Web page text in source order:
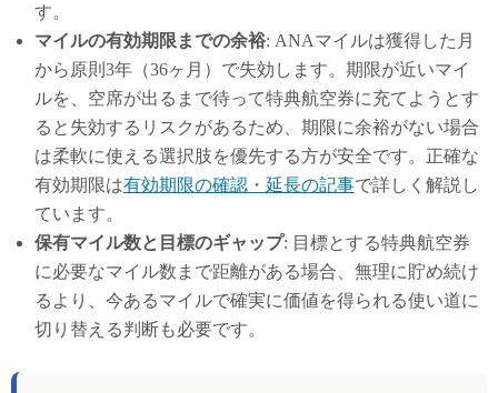
す。
マイルの有効期限までの余裕: ANAマイルは獲得した月
から原則3年（36ヶ月）で失効します。期限が近いマイ
ルを、空席が出るまで待って特典航空券に充てようとす
ると失効するリスクがあるため、期限に余裕がない場合
は柔軟に使える選択肢を優先する方が安全です。正確な
有効期限は有効期限の確認・延長の記事で詳しく解説し
ています。
保有マイル数と目標のギャップ: 目標とする特典航空券
に必要なマイル数まで距離がある場合、無理に貯め続け
るより、今あるマイルで確実に価値を得られる使い道に
切り替える判断も必要です。